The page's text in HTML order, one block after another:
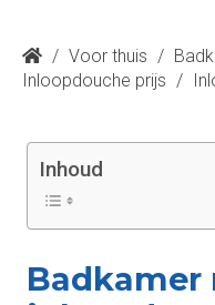
/ Voor thuis /
Inloopdouche prijs /
Inhoud
Badkamer